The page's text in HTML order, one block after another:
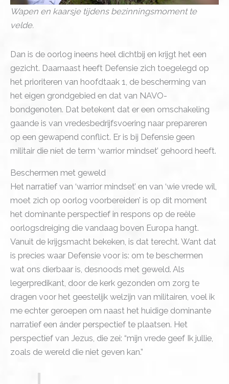
Wapen en kaarsje tijdens bezinningsmoment te
velde.
Dan is de oorlog ineens heel dichtbij en krijgt het een
gezicht. Daarnaast heeft Defensie zich toegelegd op
het prioriteren van hoofdtaak 1, de bescherming van
het eigen grondgebied en dat van NAVO-
bondgenoten. Dat betekent dat er een omschakeling
gaande is van vredesbedrijfsvoering naar prepareren
op een gewapend conflict. Er is bij Defensie geen
militair die níet de term ‘warrior mindset’ gehoord heeft.
Beschermen met geweld
Het narratief van ‘warrior mindset’ en van ‘wie vrede wil,
moet zich op oorlog voorbereiden’ is op dit moment
het dominante perspectief in respons op de reële
oorlogsdreiging die vandaag boven Europa hangt.
Vanuit de krijgsmacht bekeken, is dat terecht. Want dat
is precies waar Defensie voor is: om te beschermen
wat ons dierbaar is, desnoods met geweld. Als
legerpredikant, door de kerk gezonden om zorg te
dragen voor het geestelijk welzijn van militairen, voel ik
me echter geroepen om naast het huidige dominante
narratief een ánder perspectief te plaatsen. Het
perspectief van Jezus, die zei: “mijn vrede geef Ik jullie,
zoals de wereld die niet geven kan.”